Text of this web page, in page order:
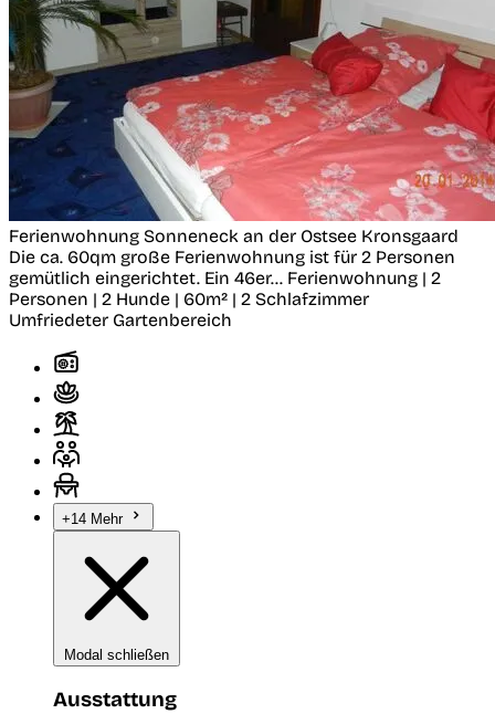
Ferienwohnung Sonneneck an der Ostsee Kronsgaard
Die ca. 60qm große Ferienwohnung ist für 2 Personen
gemütlich eingerichtet. Ein 46er... Ferienwohnung | 2
Personen | 2 Hunde | 60m² | 2 Schlafzimmer
Umfriedeter Gartenbereich
+14 Mehr
Modal schließen
Ausstattung